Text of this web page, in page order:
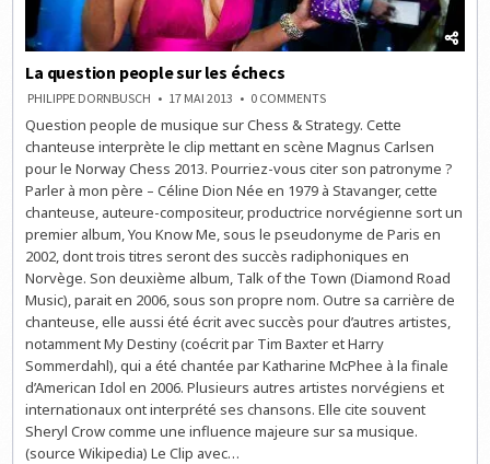
La question people sur les échecs
PHILIPPE DORNBUSCH 17 MAI 2013 0 COMMENTSON
QUESTION
PEOPLE
SUR
ÉCHECS
Question people de musique sur Chess & Strategy. Cette
chanteuse interprète le clip mettant en scène Magnus Carlsen
pour le Norway Chess 2013. Pourriez-vous citer son patronyme ?
Parler à mon père – Céline Dion Née en 1979 à Stavanger, cette
chanteuse, auteure-compositeur, productrice norvégienne sort un
premier album, You Know Me, sous le pseudonyme de Paris en
2002, dont trois titres seront des succès radiphoniques en
Norvège. Son deuxième album, Talk of the Town (Diamond Road
Music), parait en 2006, sous son propre nom. Outre sa carrière de
chanteuse, elle aussi été écrit avec succès pour d’autres artistes,
notamment My Destiny (coécrit par Tim Baxter et Harry
Sommerdahl), qui a été chantée par Katharine McPhee à la finale
d’American Idol en 2006. Plusieurs autres artistes norvégiens et
internationaux ont interprété ses chansons. Elle cite souvent
Sheryl Crow comme une influence majeure sur sa musique.
(source Wikipedia) Le Clip avec…